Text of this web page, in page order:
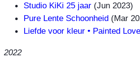
Studio KiKi 25 jaar (Jun 2023)
Pure Lente Schoonheid (Mar
Liefde voor kleur • Painted Love
2022